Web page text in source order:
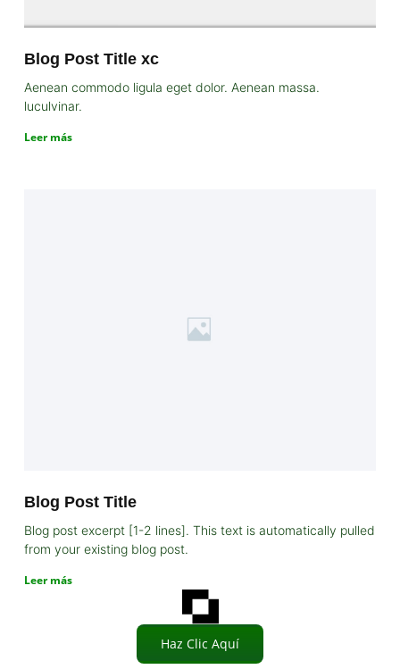
Blog Post Title xc
Aenean commodo ligula eget dolor. Aenean massa.
luculvinar.
Leer más
Blog Post Title
Blog post excerpt [1-2 lines]. This text is automatically pulled
from your existing blog post.
Leer más
Haz Clic Aquí